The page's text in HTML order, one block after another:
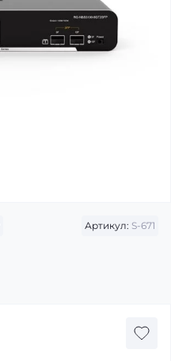
Артикул: S-671